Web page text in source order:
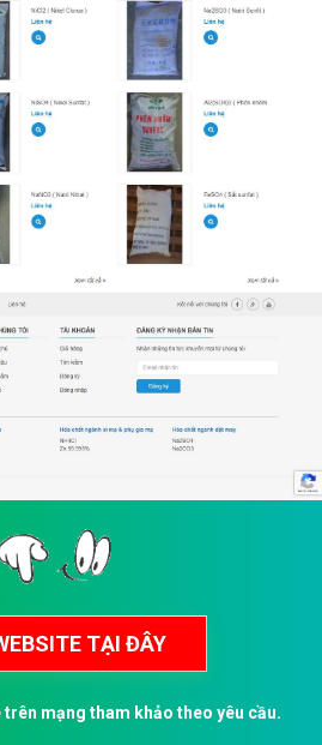
mạng tham khảo theo yêu cầu.